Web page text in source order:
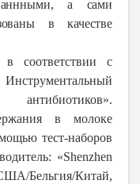
а сами
в качестве
в соответствии с
антибиотиков».
в молоке
тест-наборов
«Shenzhen
Бельгия/Китай,